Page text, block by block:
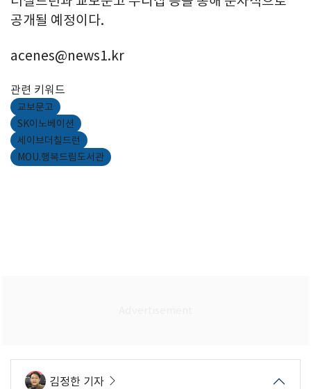
공개될 예정이다.
acenes@news1.kr
관련 키워드
교보문고
SK이노베이션
세이브더칠드런
MOU.행복드림도서관
김정한 기자